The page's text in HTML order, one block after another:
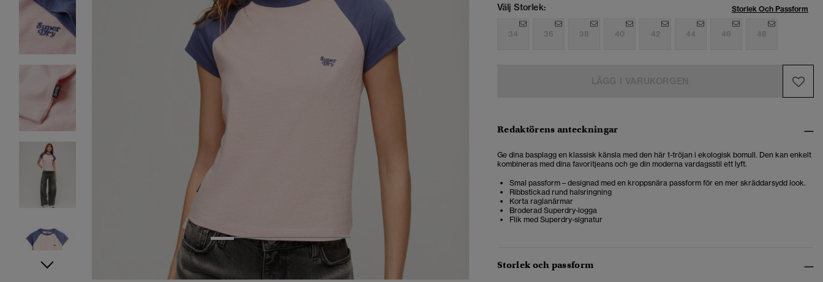
1 3 4 5
Välj Storlek: Storlek Och Passform
34 36 38 40 42 44 46 48
Redaktörens anteckningar
Ge dina basplagg en klassisk känsla med den här t-tröjan i ekologisk bomull. Den kan enkelt
kombineras med dina favoritjeans och ge din moderna vardagsstil ett lyft.
Smal passform – designad med en kroppsnära passform för en mer skräddarsydd look.
Ribbstickad rund halsringning
Korta raglanärmar
Broderad Superdry-logga
Flik med Superdry-signatur
Storlek och passform